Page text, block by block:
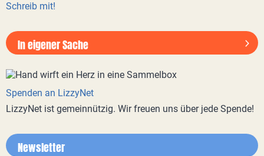
Schreib mit!
In eigener Sache
Spenden an LizzyNet
LizzyNet ist gemeinnützig. Wir freuen uns über jede Spende!
Newsletter